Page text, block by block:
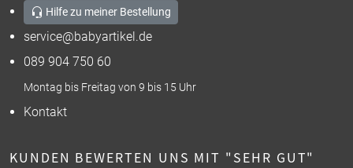
Hilfe zu meiner Bestellung
service@babyartikel.de
089 904 750 60
Montag bis Freitag von 9 bis 15 Uhr
Kontakt
KUNDEN BEWERTEN UNS MIT "SEHR GUT"